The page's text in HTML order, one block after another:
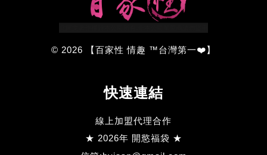
© 2026 【百家性 情趣 ™台灣第一❤️】
快速連結
線上加盟代理合作
★ 2026年 開慾福袋 ★